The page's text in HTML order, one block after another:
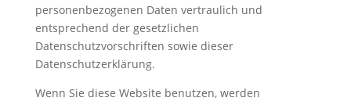
personenbezogenen Daten vertraulich und
entsprechend der gesetzlichen
Datenschutzvorschriften sowie dieser
Datenschutzerklärung.
Wenn Sie diese Website benutzen, werden